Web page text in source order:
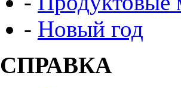
- Новый год
СПРАВКА